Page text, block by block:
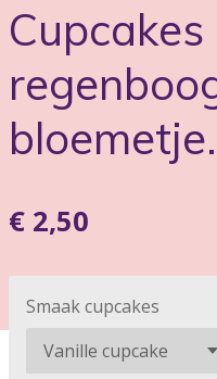
€ 2,50
Smaak cupcakes